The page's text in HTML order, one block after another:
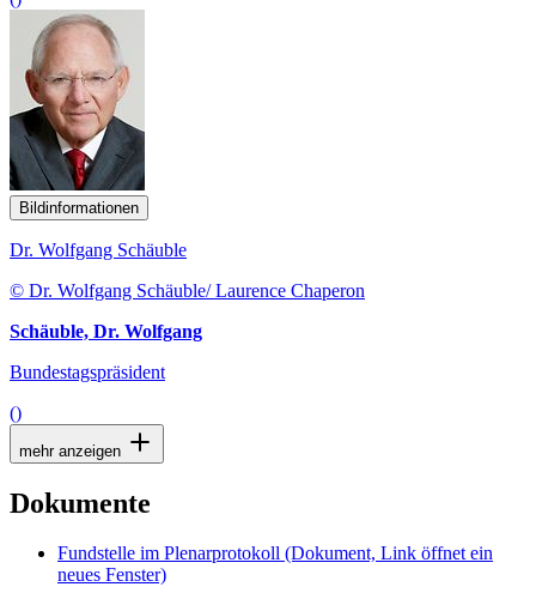
Bildinformationen
Dr. Wolfgang Schäuble
© Dr. Wolfgang Schäuble/ Laurence Chaperon
Schäuble, Dr. Wolfgang
Bundestagspräsident
()
mehr anzeigen
Dokumente
Fundstelle im Plenarprotokoll (Dokument, Link öffnet ein
neues Fenster)